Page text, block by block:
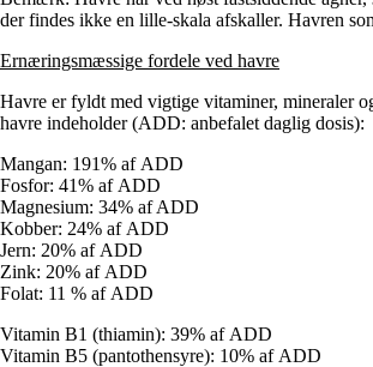
der findes ikke en lille-skala afskaller. Havren
Ernæringsmæssige fordele ved havre
Havre er fyldt med vigtige vitaminer, mineraler
havre indeholder (ADD: anbefalet daglig dosis):
Mangan: 191% af ADD
Fosfor: 41% af ADD
Magnesium: 34% afADD
Kobber: 24% af ADD
Jern: 20% af ADD
Zink: 20% af ADD
Folat: 11 % af ADD
Vitamin B1 (thiamin): 39% af ADD
Vitamin B5 (pantothensyre): 10% af ADD